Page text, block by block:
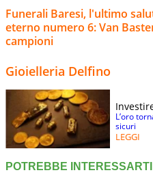
Funerali Baresi, l'ultimo
eterno numero 6: Van
campioni
Gioielleria Delfino
L’oro
sicuri
LEGGI